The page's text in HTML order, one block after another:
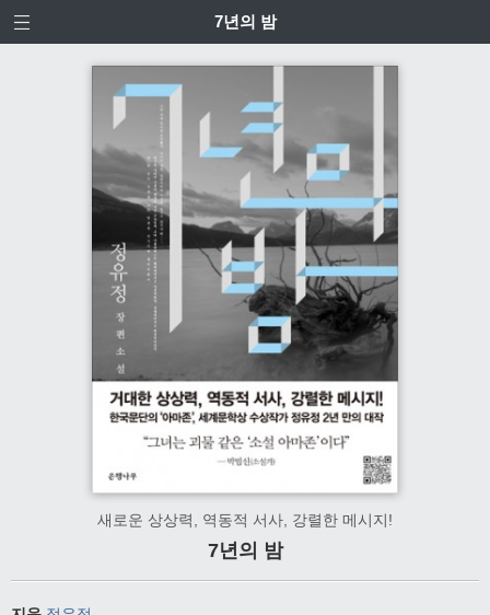
7년의 밤
새로운 상상력, 역동적 서사, 강렬한 메시지!
7년의 밤